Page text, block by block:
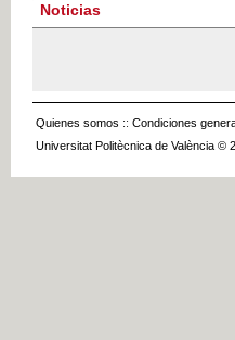
Noticias
Quienes somos :: Condiciones
Universitat Politècnica de València ©